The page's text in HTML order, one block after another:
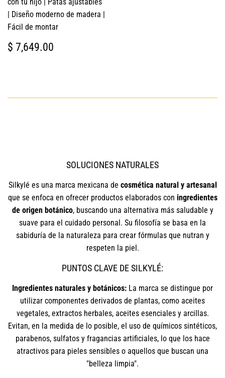
| Diseño moderno de madera |
Fácil de montar
PRECIO
HABITUAL
$ 7,649.00
SOLUCIONES NATURALES
Silkylé es una marca mexicana de cosmética natural y artesanal
que se enfoca en ofrecer productos elaborados con ingredientes
de origen botánico, buscando una alternativa más saludable y
suave para el cuidado personal. Su filosofía se basa en la
sabiduría de la naturaleza para crear fórmulas que nutran y
respeten la piel.
PUNTOS CLAVE DE SILKYLÉ:
Ingredientes naturales y botánicos: La marca se distingue por
utilizar componentes derivados de plantas, como aceites
vegetales, extractos herbales, aceites esenciales y arcillas.
Evitan, en la medida de lo posible, el uso de químicos sintéticos,
parabenos, sulfatos y fragancias artificiales, lo que los hace
atractivos para pieles sensibles o aquellos que buscan una
"belleza limpia".